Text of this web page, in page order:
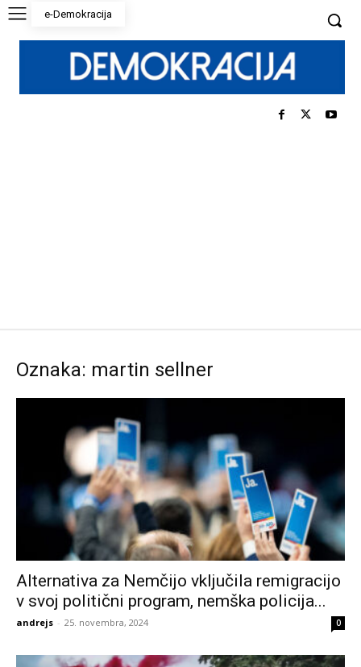
e-Demokracija
Oznaka: martin sellner
Alternativa za Nemčijo vključila remigracijo
v svoj politični program, nemška policija...
andrejs - 25. novembra, 2024 0